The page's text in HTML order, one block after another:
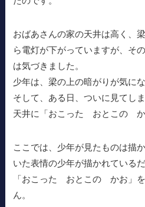
おばあさんの家の天井は高く、
ら電灯が下がっていますが、そ
は気づきました。
少年は、梁の上の暗がりが気に
そして、ある日、ついに見てしま
天井に「おこった おとこの か
ここでは、少年が見たものは描
いた表情の少年が描かれている
「おこった おとこの かお」
ん。